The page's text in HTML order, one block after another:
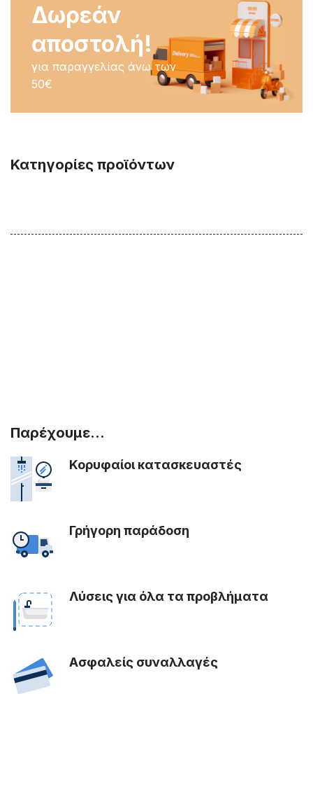
Δωρεάν
αποστολή!
για παραγγελίας άνω των
50€
Κατηγορίες προϊόντων
Παρέχουμε...
Κορυφαίοι κατασκευαστές
Γρήγορη παράδοση
Λύσεις για όλα τα προβλήματα
Ασφαλείς συναλλαγές